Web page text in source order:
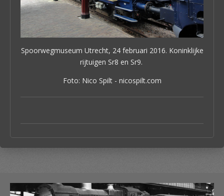
Spoorweg­museum Utrecht, 24 februari 2016. Koninklijke
rijtuigen Sr8 en Sr9.
Foto: Nico Spilt - nicospilt.com